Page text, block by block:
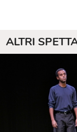
per gli adulti
Quattro
fino all'ultimo",
ALTRI